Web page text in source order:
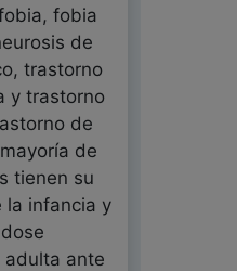
fobia
de
trastorno
y trastorno
de
de
tienen su
la infancia y
adulta ante